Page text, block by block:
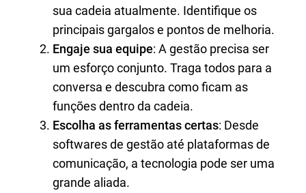
sua cadeia atualmente. Identifique os
principais gargalos e pontos de melhoria.
Engaje sua equipe: A gestão precisa ser
um esforço conjunto. Traga todos para a
conversa e descubra como ficam as
funções dentro da cadeia.
Escolha as ferramentas certas: Desde
softwares de gestão até plataformas de
comunicação, a tecnologia pode ser uma
grande aliada.